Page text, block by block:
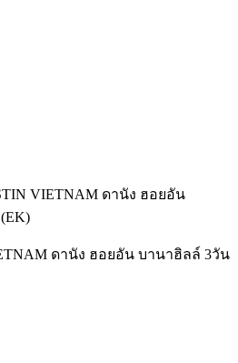
ดานัง ฮอยอัน บานาฮิลล์ 3วัน